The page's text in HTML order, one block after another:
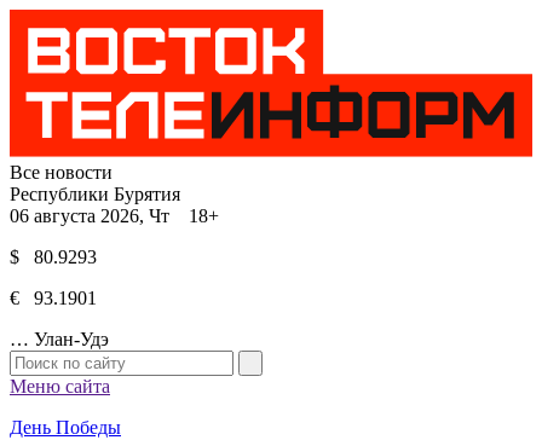
Все новости
Республики Бурятия
06 августа 2026, Чт 18+
$ 80.9293
€ 93.1901
… Улан-Удэ
Меню сайта
День Победы